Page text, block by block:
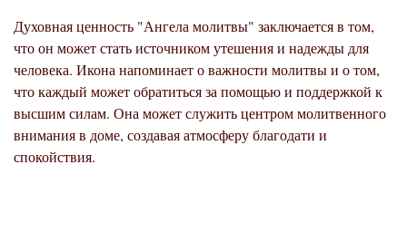
Духовная ценность "Ангела молитвы" заключается в том,
что он может стать источником утешения и надежды для
человека. Икона напоминает о важности молитвы и о том,
что каждый может обратиться за помощью и поддержкой к
высшим силам. Она может служить центром молитвенного
внимания в доме, создавая атмосферу благодати и
спокойствия.